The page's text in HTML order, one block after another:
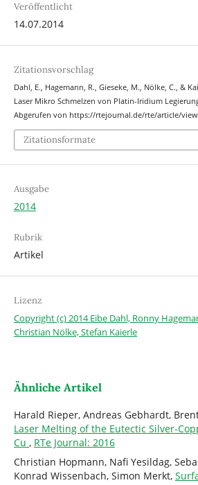
Veröffentlicht
14.07.2014
Zitationsvorschlag
Dahl, E., Hagemann, R., Gieseke, M., Nölke, C., &
Laser Mikro Schmelzen von Platin-Iridium
Abgerufen von https://rtejournal.de/rte/article/
Zitationsformate
Ausgabe
2014
Rubrik
Artikel
Lizenz
Copyright (c) 2014 Eibe Dahl, Ronny
Christian Nölke, Stefan Kaierle
Ähnliche Artikel
Harald Rieper, Andreas Gebhardt,
Laser Melting of the Eutectic Silver-
Cu , RTe Journal: 2016
Christian Hopmann, Nafi Yesildag,
Konrad Wissenbach, Simon Merkt,